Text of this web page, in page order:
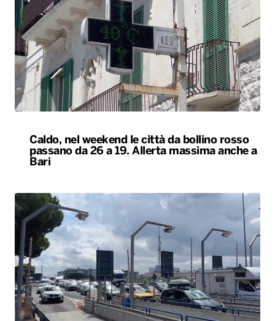
Caldo, nel weekend le città da bollino rosso
passano da 26 a 19. Allerta massima anche a
Bari